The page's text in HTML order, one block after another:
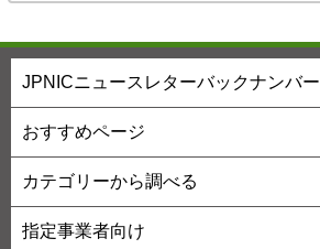
JPNICニュースレターバックナンバー
おすすめページ
カテゴリーから調べる
指定事業者向け